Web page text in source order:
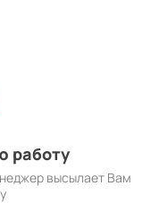
работу
высылает Вам